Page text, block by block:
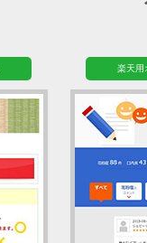
楽天用